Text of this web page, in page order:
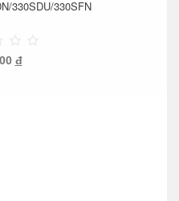
330SDU/330SFN
đ